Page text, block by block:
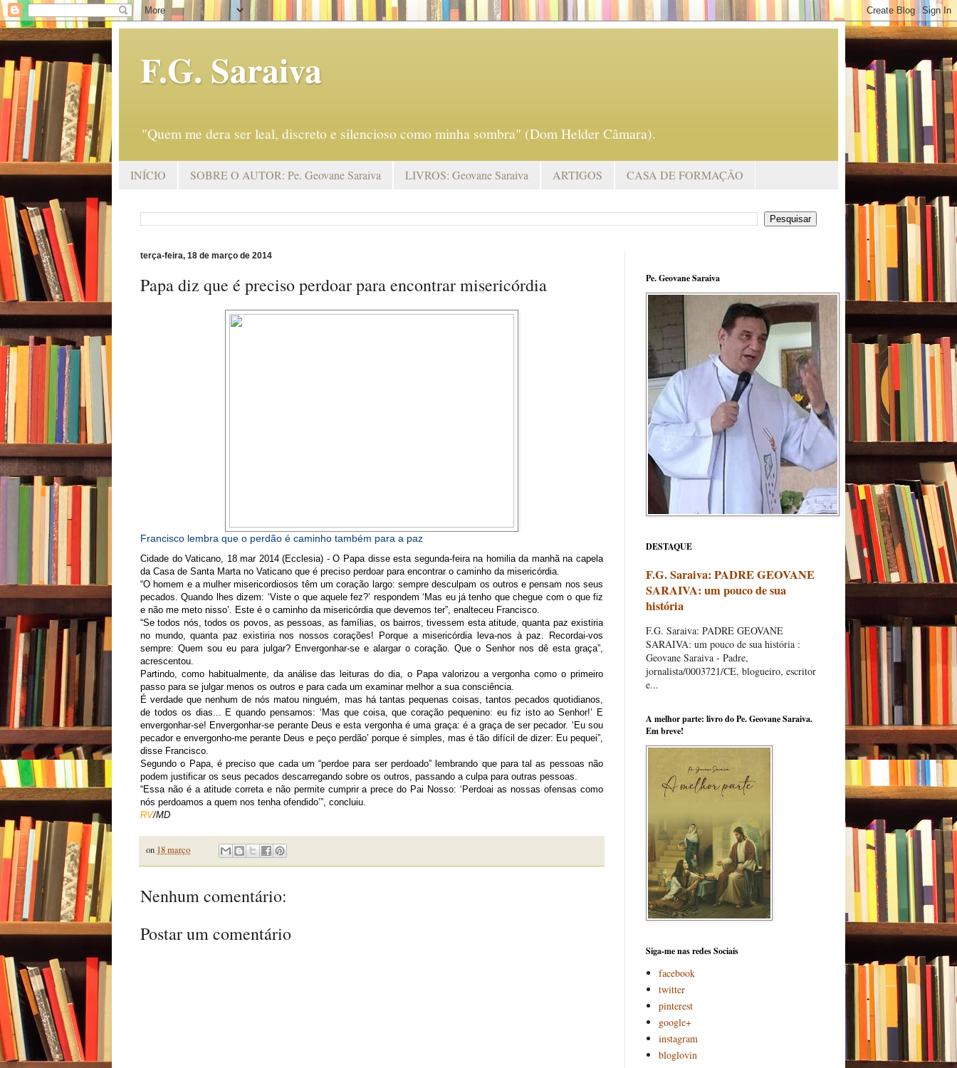
F.G. Saraiva
"Quem me dera ser leal, discreto e silencioso como minha sombra" (Dom Helder Câmara).
INÍCIO SOBRE O AUTOR: Pe. Geovane Saraiva LIVROS: Geovane Saraiva ARTIGOS CASA DE FORMAÇÃO
terça-feira, 18 de março de 2014
Papa diz que é preciso perdoar para encontrar misericórdia
Francisco lembra que o perdão é caminho também para a paz
Cidade do Vaticano, 18 mar 2014 (Ecclesia) - O Papa disse esta segunda-feira na homilia da manhã na capela
da Casa de Santa Marta no Vaticano que é preciso perdoar para encontrar o caminho da misericórdia.
“O homem e a mulher misericordiosos têm um coração largo: sempre desculpam os outros e pensam nos seus
pecados. Quando lhes dizem: ‘Viste o que aquele fez?’ respondem ‘Mas eu já tenho que chegue com o que fiz
e não me meto nisso’. Este é o caminho da misericórdia que devemos ter”, enalteceu Francisco.
“Se todos nós, todos os povos, as pessoas, as famílias, os bairros, tivessem esta atitude, quanta paz existiria
no mundo, quanta paz existiria nos nossos corações! Porque a misericórdia leva-nos à paz. Recordai-vos
sempre: Quem sou eu para julgar? Envergonhar-se e alargar o coração. Que o Senhor nos dê esta graça”,
acrescentou.
Partindo, como habitualmente, da análise das leituras do dia, o Papa valorizou a vergonha como o primeiro
passo para se julgar menos os outros e para cada um examinar melhor a sua consciência.
É verdade que nenhum de nós matou ninguém, mas há tantas pequenas coisas, tantos pecados quotidianos,
de todos os dias... E quando pensamos: ‘Mas que coisa, que coração pequenino: eu fiz isto ao Senhor!’ E
envergonhar-se! Envergonhar-se perante Deus e esta vergonha é uma graça: é a graça de ser pecador. ‘Eu sou
pecador e envergonho-me perante Deus e peço perdão’ porque é simples, mas é tão difícil de dizer: Eu pequei”,
disse Francisco.
Segundo o Papa, é preciso que cada um “perdoe para ser perdoado” lembrando que para tal as pessoas não
podem justificar os seus pecados descarregando sobre os outros, passando a culpa para outras pessoas.
“Essa não é a atitude correta e não permite cumprir a prece do Pai Nosso: ‘Perdoai as nossas ofensas como
nós perdoamos a quem nos tenha ofendido’”, concluiu.
RV/MD
on 18 março
Nenhum comentário:
Postar um comentário
Pe. Geovane Saraiva
DESTAQUE
F.G. Saraiva: PADRE GEOVANE
SARAIVA: um pouco de sua
história
F.G. Saraiva: PADRE GEOVANE
SARAIVA: um pouco de sua história :
Geovane Saraiva - Padre,
jornalista/0003721/CE, blogueiro, escritor
e...
A melhor parte: livro do Pe. Geovane Saraiva.
Em breve!
Siga-me nas redes Sociais
facebook
twitter
pinterest
google+
instagram
bloglovin